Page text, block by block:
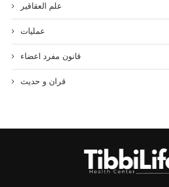
علم العقاقیر
عملیات
قانون مفرد اعضاء
قران و حدیث